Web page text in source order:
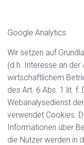
Google Analytics
Wir setzen auf
(d.h. Interesse an der
wirtschaftlichem
des Art. 6 Abs. 1 lit. f.
Webanalysedienst
verwendet Cookies.
Informationen über
die Nutzer werden in